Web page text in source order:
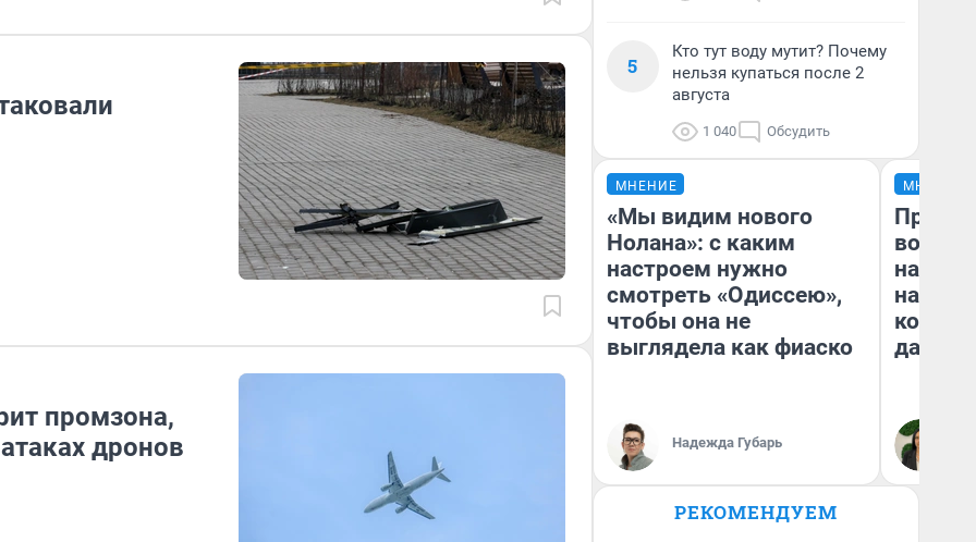
промзона,
дронов
5
Кто тут воду мутит? Почему
нельзя купаться после 2
августа
1 040 Обсудить
МНЕНИЕ
«Мы видим нового
Нолана»: с каким
настроем нужно
смотреть «Одиссею»,
чтобы она не
выглядела как фиаско
Надежда Губарь
МНЕНИЕ
нам
даже
РЕКОМЕНДУЕМ